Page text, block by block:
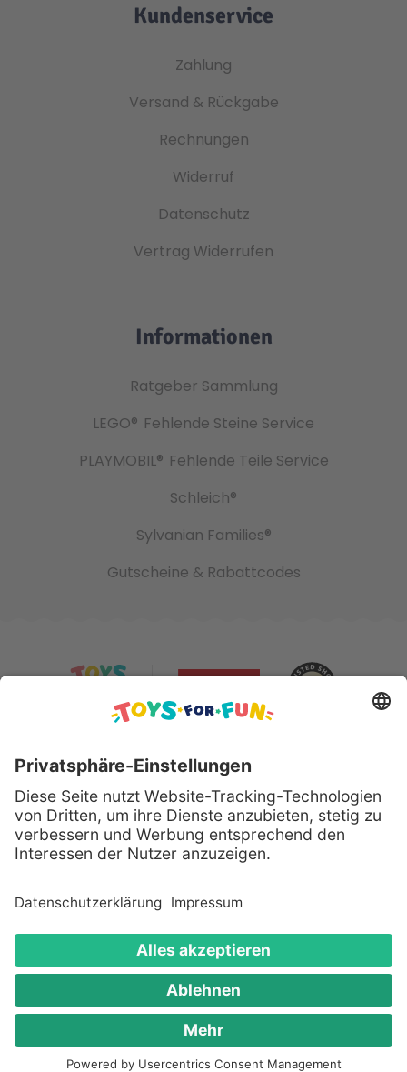
Kundenservice
Zahlung
Versand & Rückgabe
Rechnungen
Widerruf
Datenschutz
Vertrag Widerrufen
Informationen
Ratgeber Sammlung
LEGO® Fehlende Steine Service
PLAYMOBIL® Fehlende Teile Service
Schleich®
Sylvanian Families®
Gutscheine & Rabattcodes
Sicher bezahlen mit:
Alle genannten Produkte und Logos sind eingetragene
Warenzeichen der jeweiligen Hersteller.
Copyright © 2008 - 2026 Toys for Fun GmbH - Alle
Rechte vorbehalten